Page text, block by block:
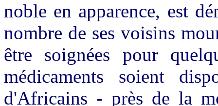
noble en apparence, est
nombre de ses voisins
être soignées pour
médicaments soient
d'Africains - près de la